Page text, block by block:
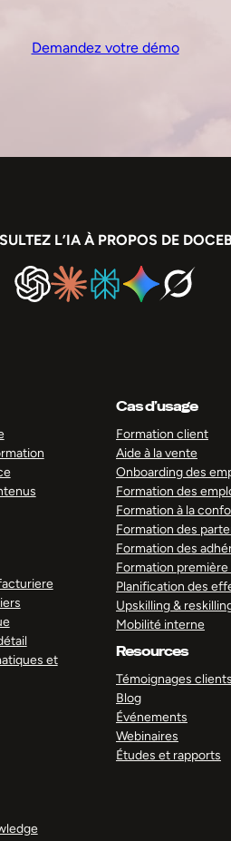
Demandez votre démo
L’IA À PROPOS DE
et
Cas d’usage
Formation client
Aide à la vente
Onboarding des
Formation des
Formation à la
Formation des
Formation des
Formation première
Planification des
Upskilling &
Mobilité interne
Resources
Témoignages clients
Blog
Événements
Webinaires
Études et rapports